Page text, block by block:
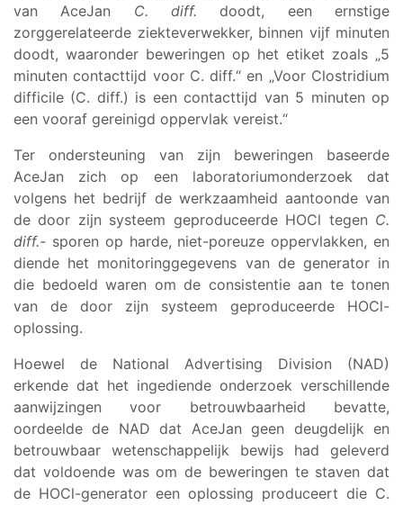
van AceJan C. diff. doodt, een ernstige
zorggerelateerde ziekteverwekker, binnen vijf minuten
doodt, waaronder beweringen op het etiket zoals „5
minuten contacttijd voor C. diff.“ en „Voor Clostridium
difficile (C. diff.) is een contacttijd van 5 minuten op
een vooraf gereinigd oppervlak vereist.“
Ter ondersteuning van zijn beweringen baseerde
AceJan zich op een laboratoriumonderzoek dat
volgens het bedrijf de werkzaamheid aantoonde van
de door zijn systeem geproduceerde HOCl tegen C.
diff.- sporen op harde, niet-poreuze oppervlakken, en
diende het monitoringgegevens van de generator in
die bedoeld waren om de consistentie aan te tonen
van de door zijn systeem geproduceerde HOCl-
oplossing.
Hoewel de National Advertising Division (NAD)
erkende dat het ingediende onderzoek verschillende
aanwijzingen voor betrouwbaarheid bevatte,
oordeelde de NAD dat AceJan geen deugdelijk en
betrouwbaar wetenschappelijk bewijs had geleverd
dat voldoende was om de beweringen te staven dat
de HOCl-generator een oplossing produceert die C.